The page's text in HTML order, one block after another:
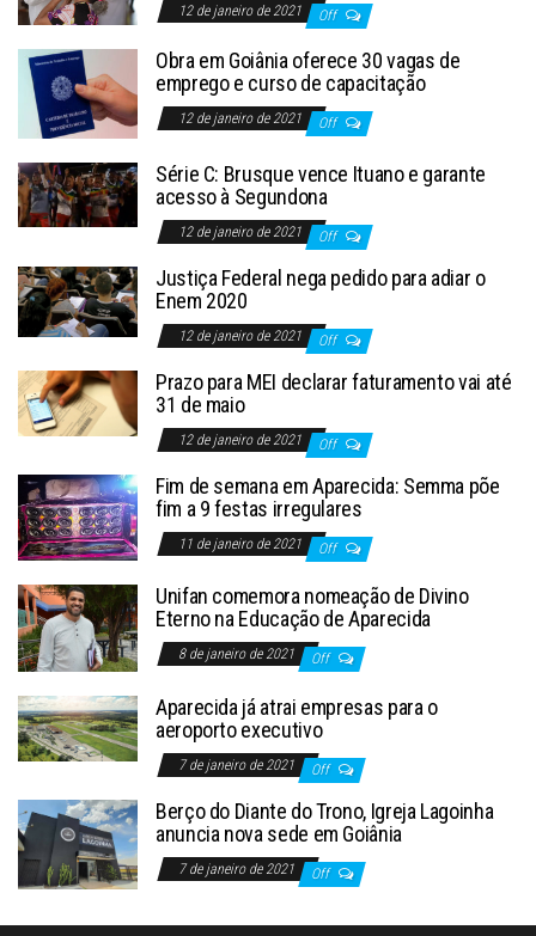
12 de janeiro de 2021 Off
Obra em Goiânia oferece 30 vagas de
emprego e curso de capacitação
12 de janeiro de 2021 Off
Série C: Brusque vence Ituano e garante
acesso à Segundona
12 de janeiro de 2021 Off
Justiça Federal nega pedido para adiar o
Enem 2020
12 de janeiro de 2021 Off
Prazo para MEI declarar faturamento vai até
31 de maio
12 de janeiro de 2021 Off
Fim de semana em Aparecida: Semma põe
fim a 9 festas irregulares
11 de janeiro de 2021 Off
Unifan comemora nomeação de Divino
Eterno na Educação de Aparecida
8 de janeiro de 2021 Off
Aparecida já atrai empresas para o
aeroporto executivo
7 de janeiro de 2021 Off
Berço do Diante do Trono, Igreja Lagoinha
anuncia nova sede em Goiânia
7 de janeiro de 2021 Off